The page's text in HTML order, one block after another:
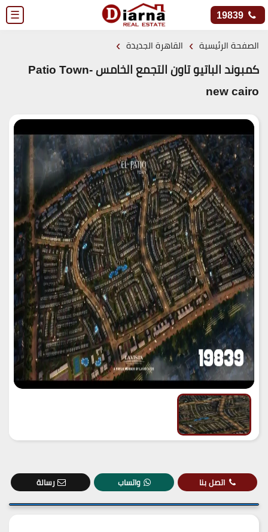
☰ 19839
الصفحة الرئيسية › القاهرة الجديدة ›
كمبوند الباتيو تاون التجمع الخامس -Patio Town
new cairo
اتصل بنا واتساب رسالة